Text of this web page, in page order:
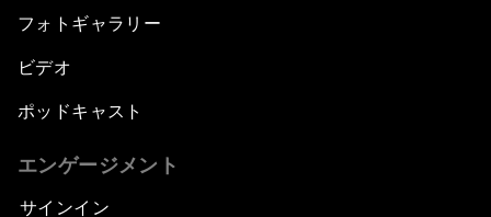
フォトギャラリー
ビデオ
ポッドキャスト
エンゲージメント
サインイン